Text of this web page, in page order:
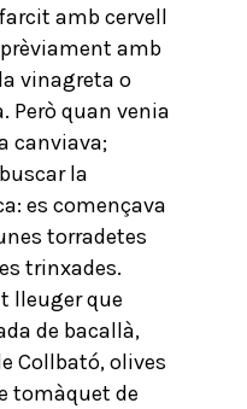
amb cervell
amb
vinagreta o
Però quan venia
canviava;
la
es començava
torradetes
trinxades.
lleuger que
de bacallà,
Collbató, olives
tomàquet de